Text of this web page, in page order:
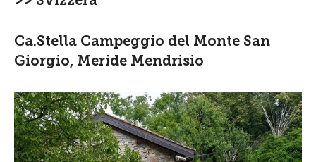
Ca.Stella Campeggio del Monte San
Giorgio, Meride Mendrisio